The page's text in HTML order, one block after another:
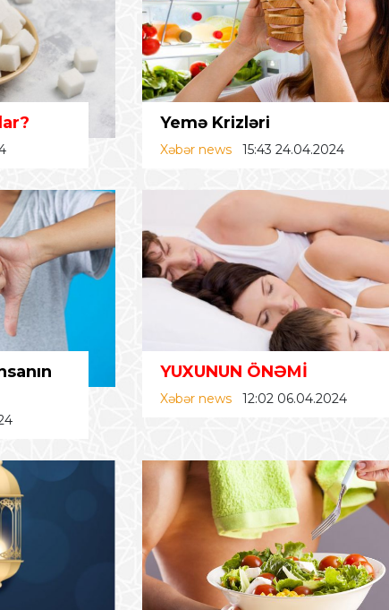
Yemə Krizləri
Xəbər news 15:43 24.04.2024
YUXUNUN ÖNƏMİ
Xəbər news 12:02 06.04.2024